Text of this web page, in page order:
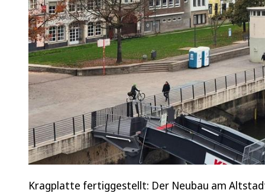
Kragplatte fertiggestellt: Der Neubau am